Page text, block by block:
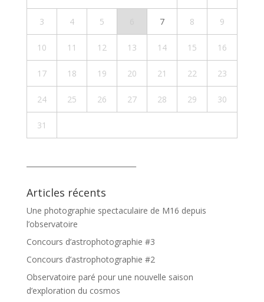
3 4 5 7 8 9
10 11 12 13 14 15 16
17 18 19 20 21 22 23
24 25 26 27 28 29 30
31
Articles récents
Une photographie spectaculaire de M16 depuis
l’observatoire
Concours d’astrophotographie #3
Concours d’astrophotographie #2
Observatoire paré pour une nouvelle saison
d’exploration du cosmos